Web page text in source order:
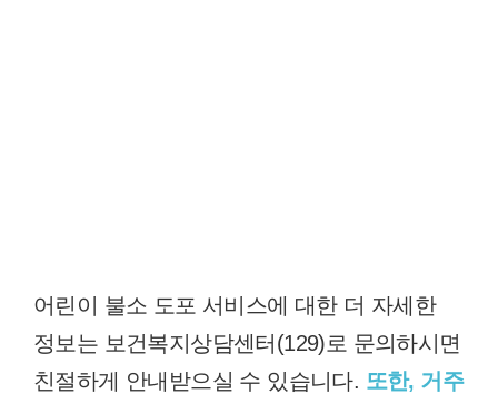
어린이 불소 도포 서비스에 대한 더 자세한
정보는 보건복지상담센터(129)로 문의하시면
친절하게 안내받으실 수 있습니다. 또한, 거주